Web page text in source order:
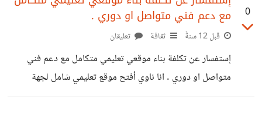
خارج خمسات الرسمة بما لا يقل عن 20 $ ،،، !!
0 مع دعم فني متواصل او دوري .
قبل 12 سنةً ثقافة تعليقان
إستفسار عن تكلفة بناء موقعي تعليمي متكامل مع دعم فني
متواصل او دوري . انا ناوي أفتح موقع تعليمي شامل لجهة
حكومبة وأود ان استفسر عن التكلفة التقريببيةلهكذا موقع الى